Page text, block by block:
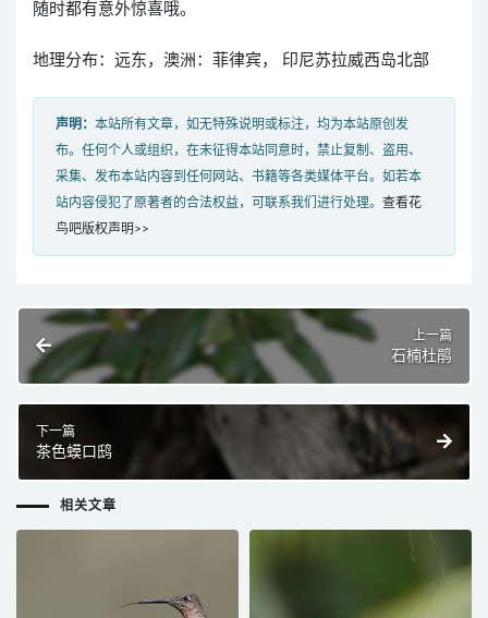
随时都有意外惊喜哦。
地理分布：远东，澳洲：菲律宾， 印尼苏拉威西岛北部
声明： 本站所有文章，如无特殊说明或标注，均为本站原创发
布。任何个人或组织，在未征得本站同意时，禁止复制、盗用、
采集、发布本站内容到任何网站、书籍等各类媒体平台。如若本
站内容侵犯了原著者的合法权益，可联系我们进行处理。 查看花
鸟吧版权声明>>
上一篇
石楠杜鹃
下一篇
茶色蟆口鸱
相关文章